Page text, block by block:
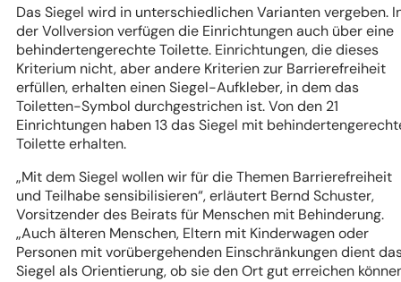
Das Siegel wird in unterschiedlichen Varianten vergeben.
der Vollversion verfügen die Einrichtungen auch über eine
behindertengerechte Toilette. Einrichtungen, die dieses
Kriterium nicht, aber andere Kriterien zur Barrierefreiheit
erfüllen, erhalten einen Siegel-Aufkleber, in dem das
Toiletten-Symbol durchgestrichen ist. Von den 21
Einrichtungen haben 13 das Siegel mit
Toilette erhalten.
„Mit dem Siegel wollen wir für die Themen Barrierefreiheit
und Teilhabe sensibilisieren“, erläutert Bernd Schuster,
Vorsitzender des Beirats für Menschen mit Behinderung.
„Auch älteren Menschen, Eltern mit Kinderwagen oder
Personen mit vorübergehenden Einschränkungen dient
Siegel als Orientierung, ob sie den Ort gut erreichen